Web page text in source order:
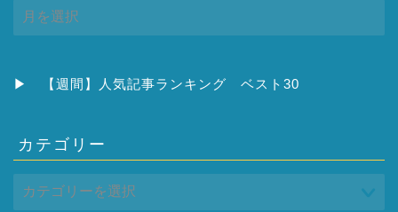
ア
ー
ブ
▶ 【週間】人気記事ランキング ベスト30
カテゴリー